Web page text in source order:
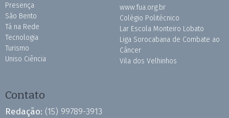
Presença
São Bento
Tá na Rede
Tecnologia
Turismo
Uniso Ciência
www.fua.org.br
Colégio Politécnico
Lar Escola Monteiro Lobato
Liga Sorocabana de Combate ao
Câncer
Vila dos Velhinhos
Contato
Redação: (15) 99789-3913